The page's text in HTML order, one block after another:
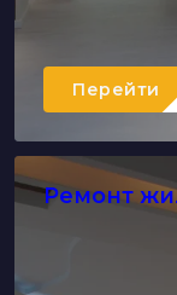
Перейти
Ремонт